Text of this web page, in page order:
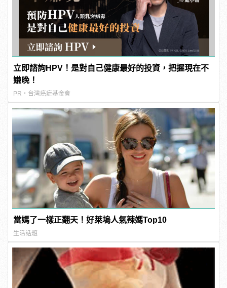
立即諮詢HPV！是對自己健康最好的投資，把握現在不
嫌晚！
PR・台灣癌症基金會
當媽了一樣正翻天！好萊塢人氣辣媽Top10
生活話題